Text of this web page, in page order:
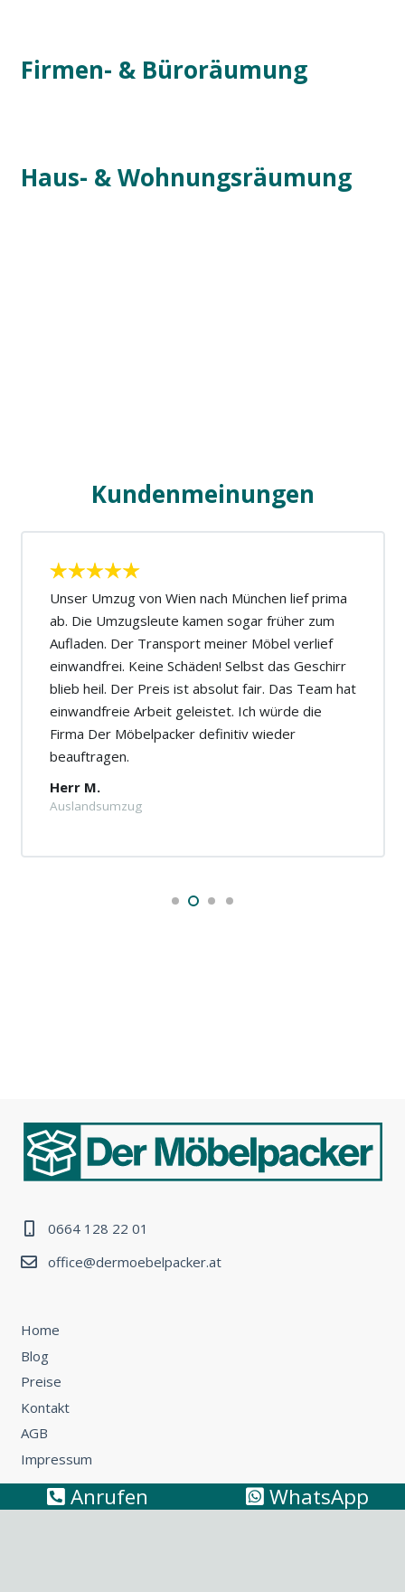
Firmen- & Büroräumung
Haus- & Wohnungsräumung
Kundenmeinungen
Unser Umzug von Wien nach München lief prima
ab. Die Umzugsleute kamen sogar früher zum
Aufladen. Der Transport meiner Möbel verlief
einwandfrei. Keine Schäden! Selbst das Geschirr
blieb heil. Der Preis ist absolut fair. Das Team hat
einwandfreie Arbeit geleistet. Ich würde die
Firma Der Möbelpacker definitiv wieder
beauftragen.
Herr M.
Auslandsumzug
0664 128 22 01
office@dermoebelpacker.at
Home
Blog
Preise
Kontakt
AGB
Impressum
Umzug Wien – Österreich: So können Sie günstig umziehen
Anrufen WhatsApp